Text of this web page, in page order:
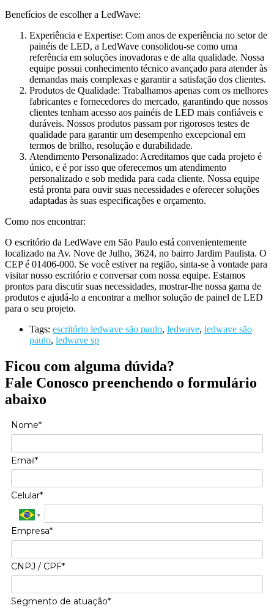
Benefícios de escolher a LedWave:
Experiência e Expertise: Com anos de experiência no setor de
painéis de LED, a LedWave consolidou-se como uma
referência em soluções inovadoras e de alta qualidade. Nossa
equipe possui conhecimento técnico avançado para atender às
demandas mais complexas e garantir a satisfação dos clientes.
Produtos de Qualidade: Trabalhamos apenas com os melhores
fabricantes e fornecedores do mercado, garantindo que nossos
clientes tenham acesso aos painéis de LED mais confiáveis e
duráveis. Nossos produtos passam por rigorosos testes de
qualidade para garantir um desempenho excepcional em
termos de brilho, resolução e durabilidade.
Atendimento Personalizado: Acreditamos que cada projeto é
único, e é por isso que oferecemos um atendimento
personalizado e sob medida para cada cliente. Nossa equipe
está pronta para ouvir suas necessidades e oferecer soluções
adaptadas às suas especificações e orçamento.
Como nos encontrar:
O escritório da LedWave em São Paulo está convenientemente
localizado na Av. Nove de Julho, 3624, no bairro Jardim Paulista. O
CEP é 01406-000. Se você estiver na região, sinta-se à vontade para
visitar nosso escritório e conversar com nossa equipe. Estamos
prontos para discutir suas necessidades, mostrar-lhe nossa gama de
produtos e ajudá-lo a encontrar a melhor solução de painel de LED
para o seu projeto.
Tags: escritório ledwave são paulo, ledwave, ledwave são
paulo, ledwave sp
Ficou com alguma dúvida?
Fale Conosco preenchendo o formulário
abaixo
Nome*
Email*
Celular*
Empresa*
CNPJ / CPF*
Segmento de atuação*